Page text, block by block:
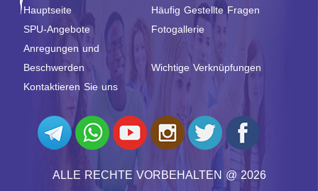
Hauptseite
Häufig Gestellte Fragen
SPU-Angebote
Fotogallerie
Anregungen und
Beschwerden
Wichtige Verknüpfungen
Kontaktieren Sie uns
ALLE RECHTE VORBEHALTEN @ 2026